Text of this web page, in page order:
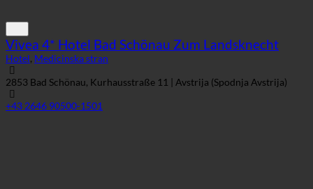
Vivea 4* Hotel Bad Schönau Zum Landsknecht
Hotel, Medicinska stran
2853 Bad Schönau, Kurhausstraße 11 | Avstrija (Spodnja Avstrija)
+43 2646 90500-1501